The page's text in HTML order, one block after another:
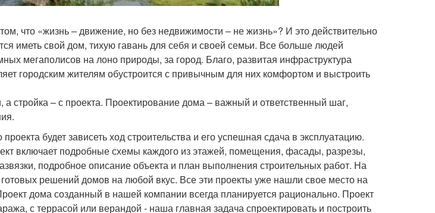
что «жизнь – движение, но без недвижимости – не жизнь»? И это действительно
иметь свой дом, тихую гавань для себя и своей семьи. Все больше людей
мегаполисов на лоно природы, за город. Благо, развитая инфраструктура
городским жителям обустроится с привычным для них комфортом и выстроить
а стройка – с проекта. Проектирование дома – важный и ответственный шаг,
проекта будет зависеть ход строительства и его успешная сдача в эксплуатацию.
включает подробные схемы каждого из этажей, помещения, фасады, разрезы,
подробное описание объекта и план выполнения строительных работ. На
решений домов на любой вкус. Все эти проекты уже нашли свое место на
дома созданный в нашей компании всегда планируется рационально. Проект
с террасой или верандой - наша главная задача спроектировать и построить